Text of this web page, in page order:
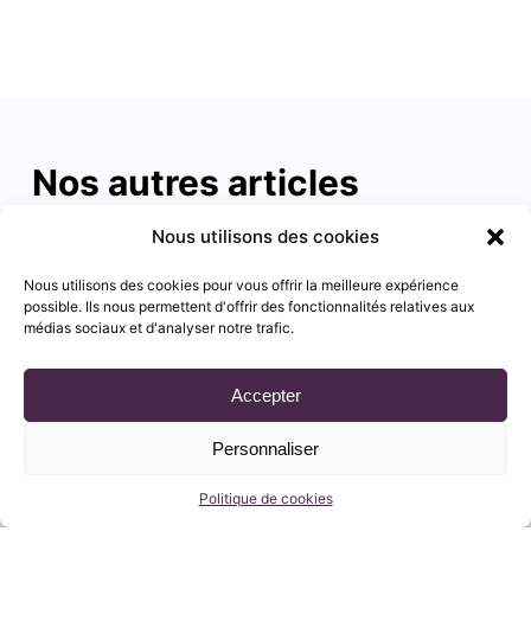
Nous utilisons des cookies
Nous utilisons des cookies pour vous offrir la meilleure expérience
possible. Ils nous permettent d'offrir des fonctionnalités relatives aux
médias sociaux et d'analyser notre trafic.
Accepter
Personnaliser
Politique de cookies
Nos autres articles